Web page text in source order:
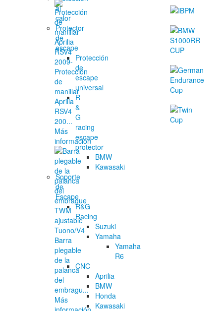
al
calor
Protector
de
escape
Protección
de
escape
universal
R
&
G
racing
escape
protector
BMW
Kawasaki
Soporte
de
Escape
R&G
Racing
Suzuki
Yamaha
Yamaha
R6
CNC
Aprilia
BMW
Honda
Kawasaki
Protección
de
manillar
Aprilia
RSV4
200...
Más
información
Barra
plegable
de la
palanca
del
embragu...
Más